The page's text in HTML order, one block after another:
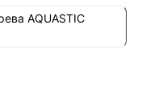
AQUASTIC